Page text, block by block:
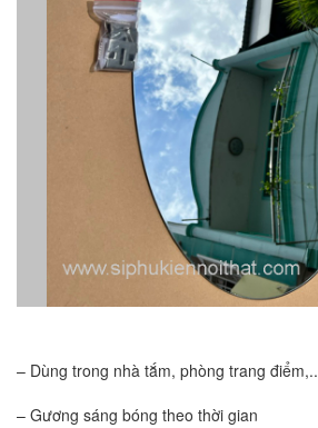
– Dùng trong nhà tắm, phòng trang điểm,..
– Gương sáng bóng theo thời gian